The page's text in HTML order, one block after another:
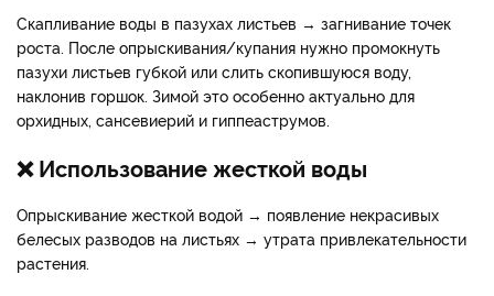
Скапливание воды в пазухах листьев → загнивание точек
роста. После опрыскивания/купания нужно промокнуть
пазухи листьев губкой или слить скопившуюся воду,
наклонив горшок. Зимой это особенно актуально для
орхидных, сансевиерий и гиппеаструмов.
❌ Использование жесткой воды
Опрыскивание жесткой водой → появление некрасивых
белесых разводов на листьях → утрата привлекательности
растения.